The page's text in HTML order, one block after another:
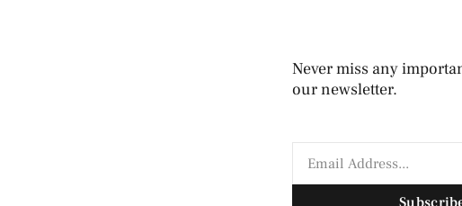
Never miss any
our newsletter.